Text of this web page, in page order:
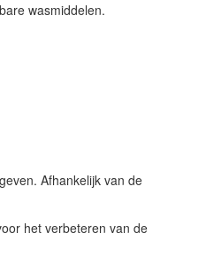
wasmiddelen.
Afhankelijk van de
het verbeteren van de